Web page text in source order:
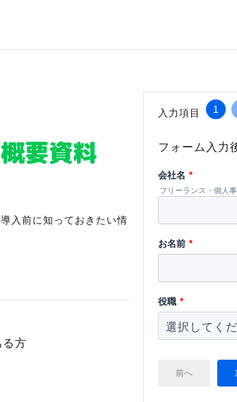
要資料
入前に知っておきたい情
方
入力項目 1
フォーム入力
会社名 *
フリーランス・個人
お名前 *
役職 *
前へ